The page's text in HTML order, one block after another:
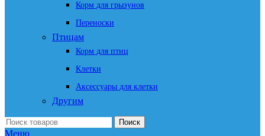
Корм для грызунов
Переноски
Птицам
Корм для птиц
Клетки
Аксессуары для клетки
Другим
Поиск
Меню